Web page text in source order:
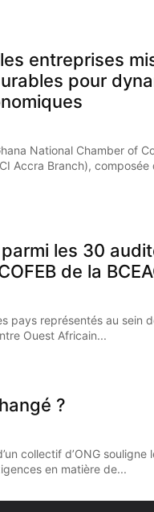
entreprises
pour
National Chamber of
Accra Branch),
les 30
de la
pays représentés au sein
Ouest Africain...
?
collectif d’ONG souligne
en matière de...